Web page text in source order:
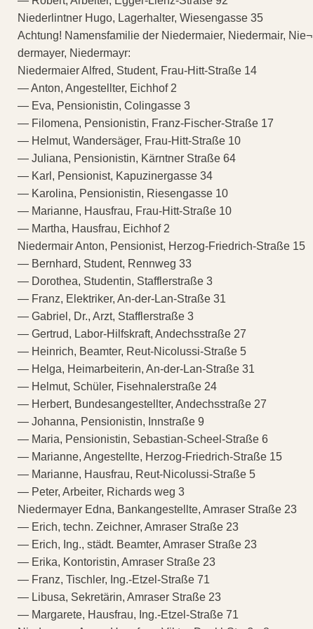
Niederlintner Hugo, Lagerhalter, Wiesengasse 35
Achtung! Namensfamilie der Niedermaier, Niedermair, Nie¬
dermayer, Niedermayr:
Niedermaier Alfred, Student, Frau-Hitt-Straße 14
— Anton, Angestellter, Eichhof 2
— Eva, Pensionistin, Colingasse 3
— Filomena, Pensionistin, Franz-Fischer-Straße 17
— Helmut, Wandersäger, Frau-Hitt-Straße 10
— Juliana, Pensionistin, Kärntner Straße 64
— Karl, Pensionist, Kapuzinergasse 34
— Karolina, Pensionistin, Riesengasse 10
— Marianne, Hausfrau, Frau-Hitt-Straße 10
— Martha, Hausfrau, Eichhof 2
Niedermair Anton, Pensionist, Herzog-Friedrich-Straße 15
— Bernhard, Student, Rennweg 33
— Dorothea, Studentin, Stafflerstraße 3
— Franz, Elektriker, An-der-Lan-Straße 31
— Gabriel, Dr., Arzt, Stafflerstraße 3
— Gertrud, Labor-Hilfskraft, Andechsstraße 27
— Heinrich, Beamter, Reut-Nicolussi-Straße 5
— Helga, Heimarbeiterin, An-der-Lan-Straße 31
— Helmut, Schüler, Fisehnalerstraße 24
— Herbert, Bundesangestellter, Andechsstraße 27
— Johanna, Pensionistin, Innstraße 9
— Maria, Pensionistin, Sebastian-Scheel-Straße 6
— Marianne, Angestellte, Herzog-Friedrich-Straße 15
— Marianne, Hausfrau, Reut-Nicolussi-Straße 5
— Peter, Arbeiter, Richards weg 3
Niedermayer Edna, Bankangestellte, Amraser Straße 23
— Erich, techn. Zeichner, Amraser Straße 23
— Erich, Ing., städt. Beamter, Amraser Straße 23
— Erika, Kontoristin, Amraser Straße 23
— Franz, Tischler, Ing.-Etzel-Straße 71
— Libusa, Sekretärin, Amraser Straße 23
— Margarete, Hausfrau, Ing.-Etzel-Straße 71